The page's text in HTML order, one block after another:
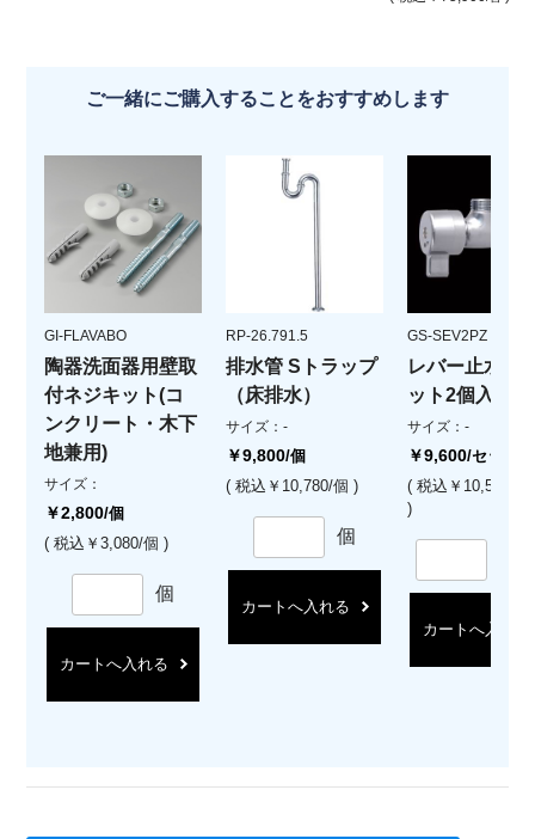
ご一緒にご購入することをおすすめします
GI-FLAVABO
陶器洗面器用壁取
付ネジキット(コ
ンクリート・木下
地兼用)
サイズ：
￥2,800/個
( 税込￥3,080/個 )
個
カートへ入れる
RP-26.791.5
排水管 Sトラップ
（床排水）
サイズ：-
￥9,800/個
( 税込￥10,780/個 )
個
カートへ入れる
GS-SEV2PZ
レバー止水栓
ット2個入)
サイズ：-
￥9,600/セット
( 税込￥10,560/セ
)
カートへ入れる